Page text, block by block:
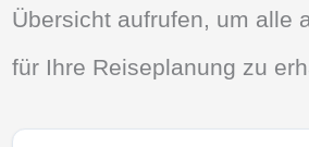
Übersicht aufrufen, um alle
für Ihre Reiseplanung zu